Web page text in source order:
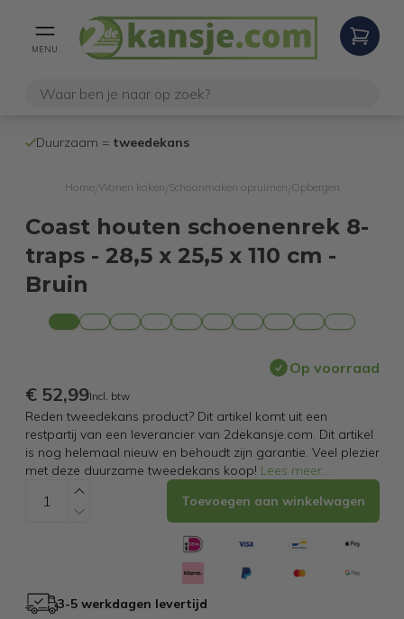
MENU
Duurzaam = tweedekans
Home/ Wonen koken Schoonmaken opruimen Opbergen
Coast houten schoenenrek 8-
traps - 28,5 x 25,5 x 110 cm -
Bruin
Op voorraad
€ 52,99Incl. btw
Reden tweedekans product? Dit artikel komt uit een
restpartij van een leverancier van 2dekansje.com. Dit artikel
is nog helemaal nieuw en behoudt zijn garantie. Veel plezier
met deze duurzame tweedekans koop! Lees meer...
Toevoegen aan winkelwagen
3-5 werkdagen levertijd